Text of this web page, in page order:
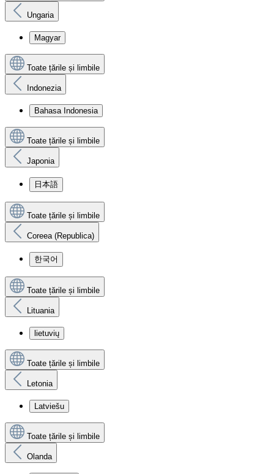
Ungaria
Magyar
Toate țările și limbile
Indonezia
Bahasa Indonesia
Toate țările și limbile
Japonia
日本語
Toate țările și limbile
Coreea (Republica)
한국어
Toate țările și limbile
Lituania
lietuvių
Toate țările și limbile
Letonia
Latviešu
Toate țările și limbile
Olanda